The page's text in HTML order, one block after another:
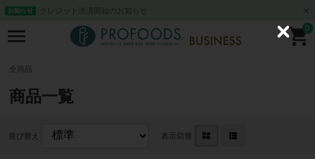
お知らせ クレジット決済開始のお知らせ
0
全商品
商品一覧
並び替え 表示切替
C